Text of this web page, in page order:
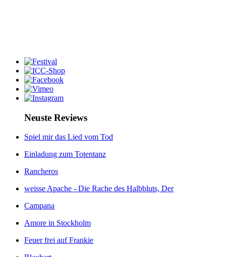
Neuste Reviews
Spiel mir das Lied vom Tod
Einladung zum Totentanz
Rancheros
weisse Apache - Die Rache des Halbbluts, Der
Campana
Amore in Stockholm
Feuer frei auf Frankie